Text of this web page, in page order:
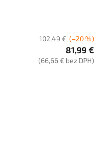
102,49 € (–20 %)
81,99 €
(66,66 € bez DPH)